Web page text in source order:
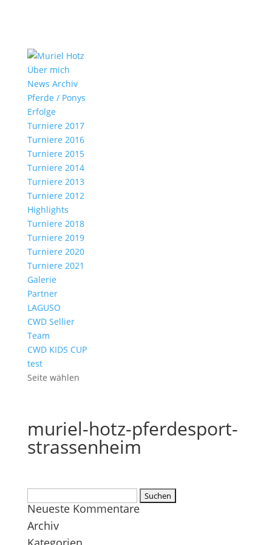
Über mich
News Archiv
Pferde / Ponys
Erfolge
Turniere 2017
Turniere 2016
Turniere 2015
Turniere 2014
Turniere 2013
Turniere 2012
Highlights
Turniere 2018
Turniere 2019
Turniere 2020
Turniere 2021
Galerie
Partner
LAGUSO
CWD Sellier
Team
CWD KIDS CUP
test
Seite wählen
muriel-hotz-pferdesport-
strassenheim
nach:
Neueste Kommentare
Archiv